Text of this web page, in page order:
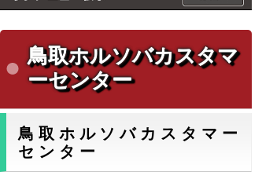
鳥取ホルソバカスタマ
ーセンター
鳥取ホルソバカスタマー
センター